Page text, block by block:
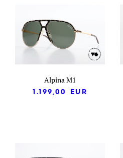
Alpina M1
1.199,00
EUR